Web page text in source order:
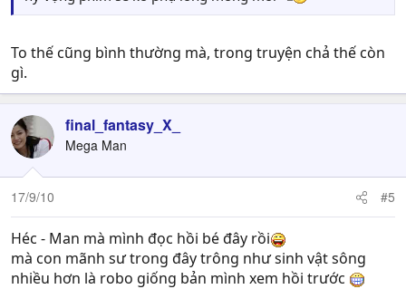
To thế cũng bình thường mà, trong truyện chả thế còn
gì.
final_fantasy_X_
Mega Man
17/9/10 #5
Héc - Man mà mình đọc hồi bé đây rồi
mà con mãnh sư trong đây trông như sinh vật sông
nhiều hơn là robo giống bản mình xem hồi trước